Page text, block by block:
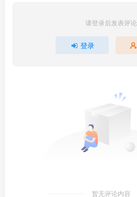
请登录后发表评论
登录
暂无评论内容